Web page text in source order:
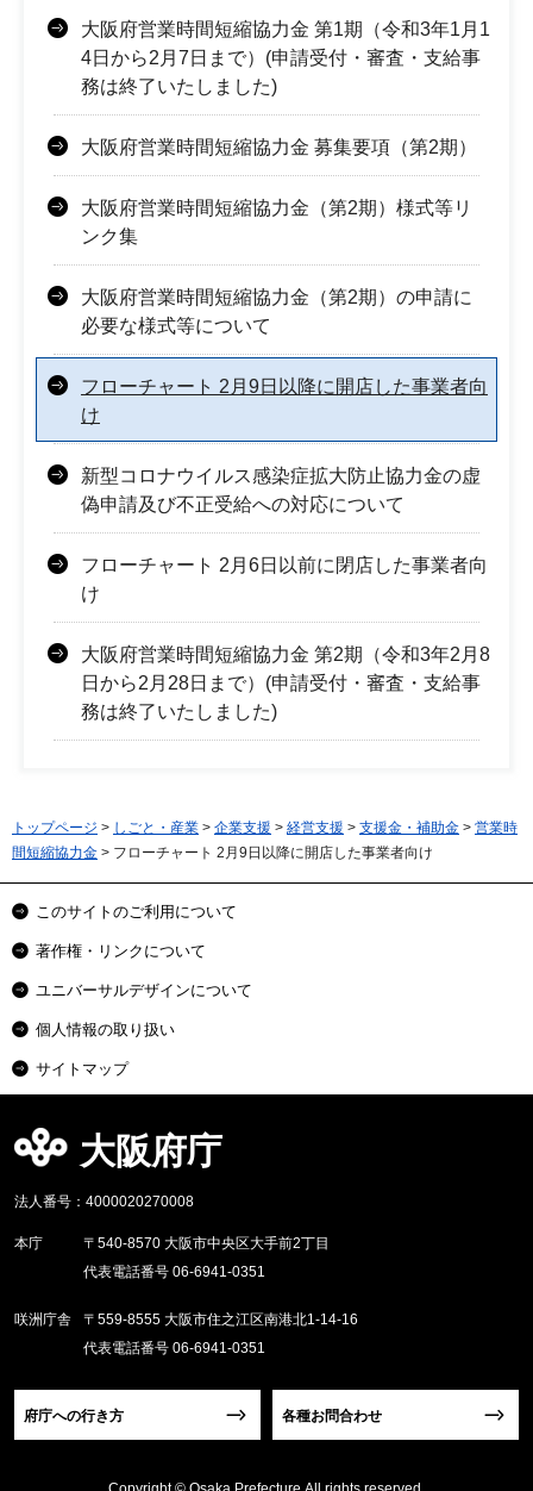
大阪府営業時間短縮協力金 第1期（令和3年1月1
4日から2月7日まで）(申請受付・審査・支給事
務は終了いたしました)
大阪府営業時間短縮協力金 募集要項（第2期）
大阪府営業時間短縮協力金（第2期）様式等リ
ンク集
大阪府営業時間短縮協力金（第2期）の申請に
必要な様式等について
フローチャート 2月9日以降に開店した事業者向
け
新型コロナウイルス感染症拡大防止協力金の虚
偽申請及び不正受給への対応について
フローチャート 2月6日以前に閉店した事業者向
け
大阪府営業時間短縮協力金 第2期（令和3年2月8
日から2月28日まで）(申請受付・審査・支給事
務は終了いたしました)
トップページ > しごと・産業 > 企業支援 > 経営支援 > 支援金・補助金 > 営業時
間短縮協力金 > フローチャート 2月9日以降に開店した事業者向け
このサイトのご利用について
著作権・リンクについて
ユニバーサルデザインについて
個人情報の取り扱い
サイトマップ
大阪府庁
法人番号：4000020270008
本庁
〒540-8570 大阪市中央区大手前2丁目
代表電話番号 06-6941-0351
咲洲庁舎
〒559-8555 大阪市住之江区南港北1-14-16
代表電話番号 06-6941-0351
府庁への行き方 各種お問合わせ